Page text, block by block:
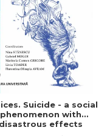
Suicide - a social
phenomenon with
disastrous effects